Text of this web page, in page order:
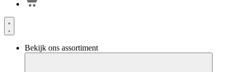
Bekijk ons assortiment